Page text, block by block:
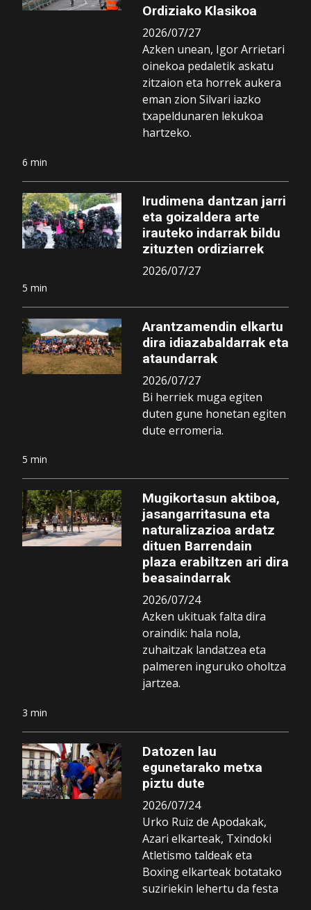
Ordiziako Klasikoa
2026/07/27
Azken unean, Igor Arrietari
oinekoa pedaletik askatu
zitzaion eta horrek aukera
eman zion Silvari iazko
txapeldunaren lekukoa
hartzeko.
6 min
Irudimena dantzan jarri
eta goizaldera arte
irauteko indarrak bildu
zituzten ordiziarrek
2026/07/27
5 min
Arantzamendin elkartu
dira idiazabaldarrak eta
ataundarrak
2026/07/27
Bi herriek muga egiten
duten gune honetan egiten
dute erromeria.
5 min
Mugikortasun aktiboa,
jasangarritasuna eta
naturalizazioa ardatz
dituen Barrendain
plaza erabiltzen ari dira
beasaindarrak
2026/07/24
Azken ukituak falta dira
oraindik: hala nola,
zuhaitzak landatzea eta
palmeren inguruko oholtza
jartzea.
3 min
Datozen lau
egunetarako metxa
piztu dute
2026/07/24
Urko Ruiz de Apodakak,
Azari elkarteak, Txindoki
Atletismo taldeak eta
Boxing elkarteak botatako
suziriekin lehertu da festa